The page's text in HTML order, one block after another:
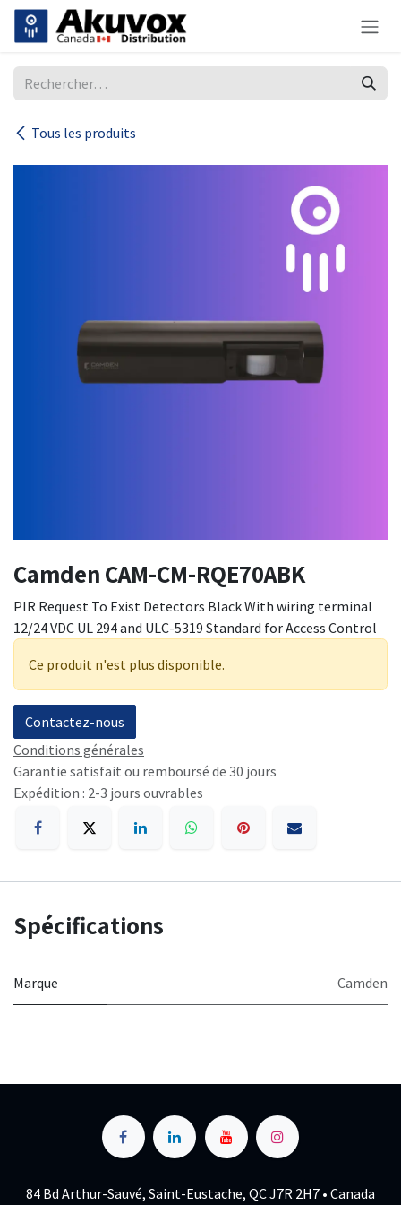
Se rendre au contenu
Tous les produits
Camden CAM-CM-RQE70ABK
PIR Request To Exist Detectors Black With wiring terminal
12/24 VDC UL 294 and ULC-5319 Standard for Access Control
Ce produit n'est plus disponible.
Contactez-nous
Conditions générales
Garantie satisfait ou remboursé de 30 jours
Expédition : 2-3 jours ouvrables
Spécifications
Marque Camden
84 Bd Arthur-Sauvé, Saint-Eustache, QC J7R 2H7 • Canada